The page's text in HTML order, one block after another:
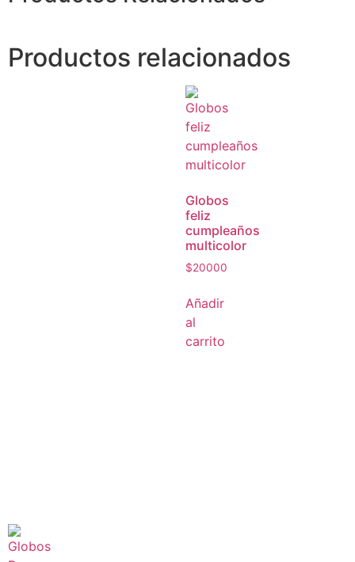
Productos relacionados
Globos
feliz
cumpleaños
multicolor
$20000
Añadir
al
carrito